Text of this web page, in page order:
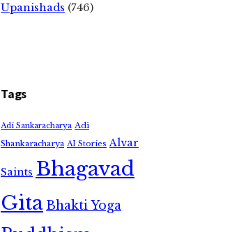
Upanishads (746)
Tags
Adi Sankaracharya Adi
Shankaracharya AI Stories Alvar
Saints Bhagavad
GitaBhakti Yoga